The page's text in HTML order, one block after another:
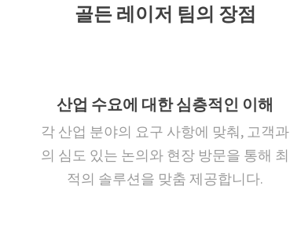
골든 레이저 팀의 장점
산업 수요에 대한 심층적인 이해
각 산업 분야의 요구 사항에 맞춰, 고객과
의 심도 있는 논의와 현장 방문을 통해 최
적의 솔루션을 맞춤 제공합니다.